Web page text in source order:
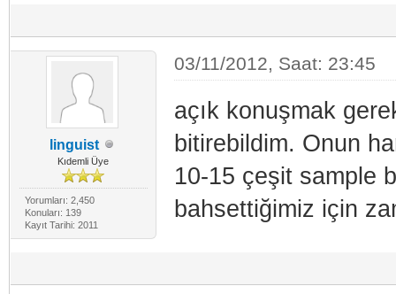
linguist
Kıdemli Üye
Yorumları: 2,450
Konuları: 139
Kayıt Tarihi: 2011
03/11/2012, Saat: 23:45
açık konuşmak
bitirebildim. Onun
10-15 çeşit sample
bahsettiğimiz için